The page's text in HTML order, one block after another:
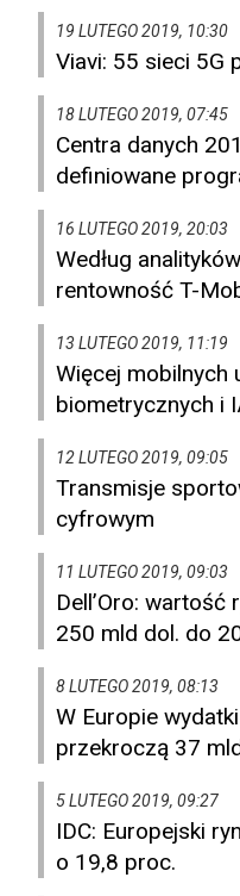
19 LUTEGO 2019, 10:30
Viavi: 55 sieci 5G
18 LUTEGO 2019, 07:45
Centra danych
definiowane
16 LUTEGO 2019, 20:03
Według
rentowność T-
13 LUTEGO 2019, 11:19
Więcej mobilnych
biometrycznych i
12 LUTEGO 2019, 09:05
Transmisje
cyfrowym
11 LUTEGO 2019, 09:03
Dell’Oro:
250 mld dol. do
8 LUTEGO 2019, 08:13
W Europie
przekroczą 37
5 LUTEGO 2019, 09:27
IDC: Europejski
o 19,8 proc.